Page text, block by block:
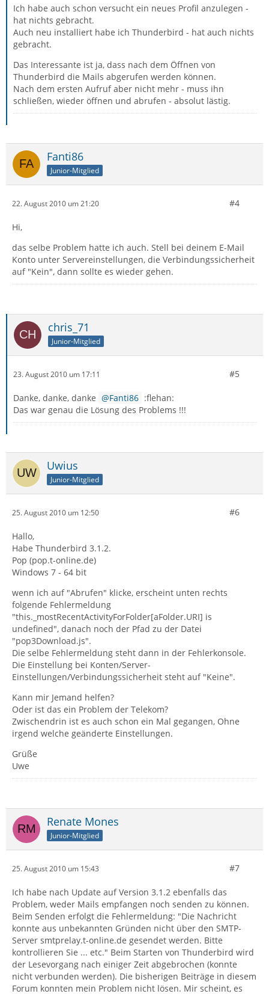
Ich habe auch schon versucht ein neues Profil anzulegen -
hat nichts gebracht.
Auch neu installiert habe ich Thunderbird - hat auch nichts
gebracht.
Das Interessante ist ja, dass nach dem Öffnen von
Thunderbird die Mails abgerufen werden können.
Nach dem ersten Aufruf aber nicht mehr - muss ihn
schließen, wieder öffnen und abrufen - absolut lästig.
Fanti86
Junior-Mitglied
22. August 2010 um 21:20 #4
Hi,
das selbe Problem hatte ich auch. Stell bei deinem E-Mail
Konto unter Servereinstellungen, die Verbindungssicherheit
auf "Kein", dann sollte es wieder gehen.
chris_71
Junior-Mitglied
23. August 2010 um 17:11 #5
Danke, danke, danke Fanti86 :flehan:
Das war genau die Lösung des Problems !!!
Uwius
Junior-Mitglied
25. August 2010 um 12:50 #6
Hallo,
Habe Thunderbird 3.1.2.
Pop (pop.t-online.de)
Windows 7 - 64 bit
wenn ich auf "Abrufen" klicke, erscheint unten rechts
folgende Fehlermeldung
"this._mostRecentActivityForFolder[aFolder.URI] is
undefined", danach noch der Pfad zu der Datei
"pop3Download.js".
Die selbe Fehlermeldung steht dann in der Fehlerkonsole.
Die Einstellung bei Konten/Server-
Einstellungen/Verbindungssicherheit steht auf "Keine".
Kann mir Jemand helfen?
Oder ist das ein Problem der Telekom?
Zwischendrin ist es auch schon ein Mal gegangen, Ohne
irgend welche geänderte Einstellungen.
Grüße
Uwe
Renate Mones
Junior-Mitglied
25. August 2010 um 15:43 #7
Ich habe nach Update auf Version 3.1.2 ebenfalls das
Problem, weder Mails empfangen noch senden zu können.
Beim Senden erfolgt die Fehlermeldung: "Die Nachricht
konnte aus unbekannten Gründen nicht über den SMTP-
Server smtprelay.t-online.de gesendet werden. Bitte
kontrollieren Sie ... etc." Beim Starten von Thunderbird wird
der Lesevorgang nach einiger Zeit abgebrochen (konnte
nicht verbunden werden). Die bisherigen Beiträge in diesem
Forum konnten mein Problem nicht lösen. Mir scheint, es